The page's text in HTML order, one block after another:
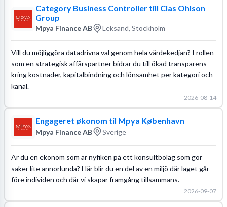
Category Business Controller till Clas Ohlson
Group
Mpya Finance AB Leksand, Stockholm
Vill du möjliggöra datadrivna val genom hela värdekedjan? I rollen
som en strategisk affärspartner bidrar du till ökad transparens
kring kostnader, kapitalbindning och lönsamhet per kategori och
kanal.
2026-08-14
Engageret økonom til Mpya København
Mpya Finance AB Sverige
Är du en ekonom som är nyfiken på ett konsultbolag som gör
saker lite annorlunda? Här blir du en del av en miljö där laget går
före individen och där vi skapar framgång tillsammans.
2026-09-07